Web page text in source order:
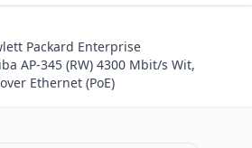
Packard Enterprise
AP-345 (RW) 4300 Mbit/s Wit,
Ethernet (PoE)